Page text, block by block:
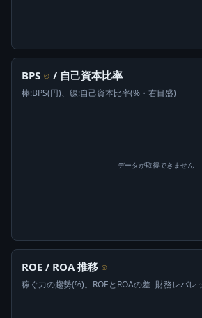
BPS ⊙ / 自己資本比率
棒:BPS(円)、線:自己資本比率(%・右目盛)
データが取得できません
ROE / ROA 推移 ⊙
稼ぐ力の趨勢(%)。ROEとROAの差=財務レバレ